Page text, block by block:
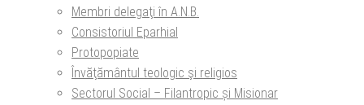
Membri delegaţi în A.N.B.
Consistoriul Eparhial
Protopopiate
Învăţământul teologic şi religios
Sectorul Social – Filantropic și Misionar